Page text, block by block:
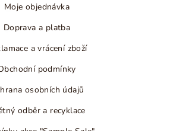
Moje objednávka
Doprava a platba
a vrácení zboží
podmínky
osobních údajů
odběr a recyklace